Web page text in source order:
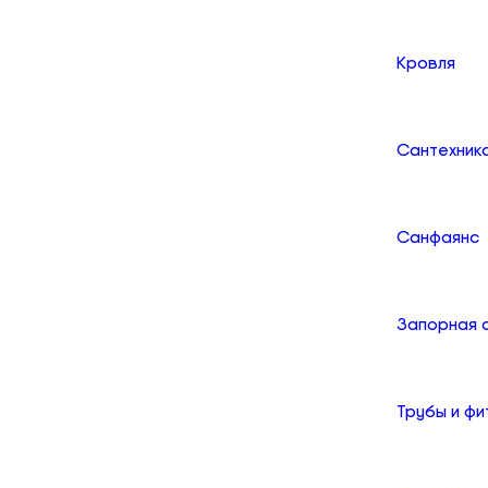
Кровля
Санфаянс
Запорная
Трубы и